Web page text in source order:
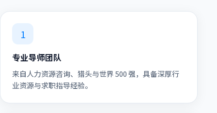
1
专业导师团队
来自人力资源咨询、猎头与世界 500 强，具备深厚行
业资源与求职指导经验。